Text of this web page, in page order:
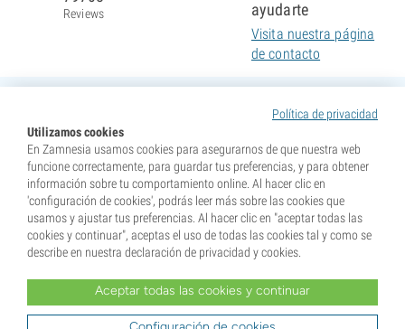
Política de privacidad
Utilizamos cookies
En Zamnesia usamos cookies para asegurarnos de que nuestra web
funcione correctamente, para guardar tus preferencias, y para obtener
información sobre tu comportamiento online. Al hacer clic en
'configuración de cookies', podrás leer más sobre las cookies que
usamos y ajustar tus preferencias. Al hacer clic en "aceptar todas las
cookies y continuar", aceptas el uso de todas las cookies tal y como se
describe en nuestra declaración de privacidad y cookies.
Aceptar todas las cookies y continuar
Reviews
ayudarte
Visita nuestra página
de contacto
* Nuestras semillas se venden como suvenires. La germinación de semillas es ilegal en muchos
tu lugar de residencia y que conoces las normativas locales. También eximes de toda responsabilidad a